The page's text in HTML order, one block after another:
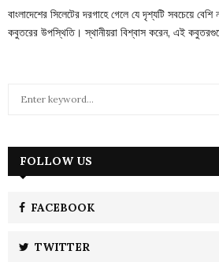
বাংলাদেশের সিলেটের দরগাহে গেলে যে দৃশ্যটি সবচেয়ে
কবুতরের উপস্থিতি। স্থানীয়রা বিশ্বাস করেন, এই
h
FOLLOW US
FACEBOOK
TWITTER